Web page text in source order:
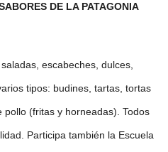
DE LA PATAGONIA
escabeches, dulces,
tipos: budines, tartas, tortas
(fritas y horneadas). Todos
Participa también la Escuela